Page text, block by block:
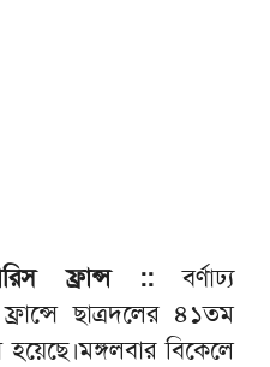
ফ্রান্স ::বর্ণাঢ্য
ছাত্রদলের ৪১তম
হয়েছে।মঙ্গলবার বিকেলে